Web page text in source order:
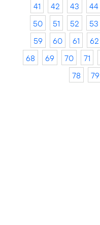
41
42 43 44
50
51 52 53
59
60 61 62
68
69 70 71
78
79